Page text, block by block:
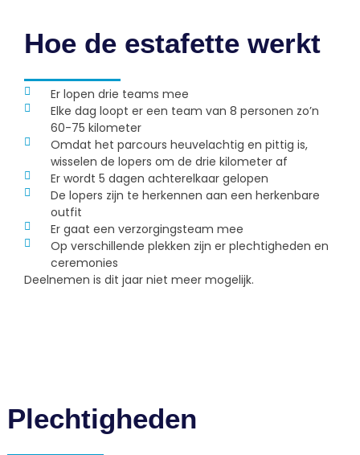
Hoe de estafette werkt
Er lopen drie teams mee
Elke dag loopt er een team van 8 personen zo’n
60-75 kilometer
Omdat het parcours heuvelachtig en pittig is,
wisselen de lopers om de drie kilometer af
Er wordt 5 dagen achterelkaar gelopen
De lopers zijn te herkennen aan een herkenbare
outfit
Er gaat een verzorgingsteam mee
Op verschillende plekken zijn er plechtigheden en
ceremonies
Deelnemen is dit jaar niet meer mogelijk.
Plechtigheden